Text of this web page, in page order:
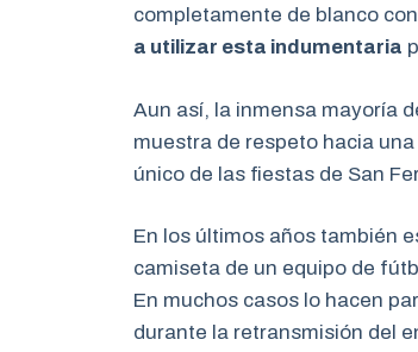
completamente de blanco
a utilizar esta indumentaria
Aun así, la inmensa mayoría
muestra de respeto hacia
único de las fiestas de San
En los últimos años también
camiseta de un equipo de
En muchos casos lo hacen
durante la retransmisión del